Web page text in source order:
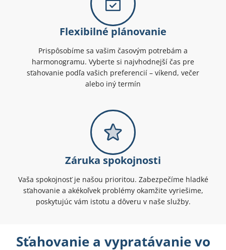
Flexibilné plánovanie
Prispôsobíme sa vašim časovým potrebám a
harmonogramu. Vyberte si najvhodnejší čas pre
sťahovanie podľa vašich preferencií – víkend, večer
alebo iný termín
Záruka spokojnosti
Vaša spokojnosť je našou prioritou. Zabezpečíme hladké
sťahovanie a akékoľvek problémy okamžite vyriešime,
poskytujúc vám istotu a dôveru v naše služby.
Sťahovanie a vypratávanie vo